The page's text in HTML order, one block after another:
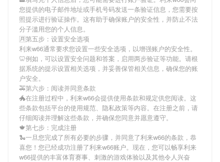
您提供的电子邮件地址或手机号码发送一条验证信息，您需要按
照提示进行验证操作。这有助于确保账户的安全性，并防止不法
分子滥用您的个人信息。
🈷第五步：设置安全选项
利来w66通常要求您设置一些安全选项，以增强账户的安全性。
🦷例如，可以设置安全问题和答案，启用两步验证等功能。请根
据系统的提示设置相关选项，并妥善保管相关信息，确保您的账
户安全。
🚕第六步：阅读并同意条款
🐲在注册过程中， 利来w66会提供使用条款和规定供您阅读。这
些条款包括平台的使用规范、隐私政策等内容。在注册之前，请
仔细阅读并理解这些条款，并确保您同意并愿意遵守。
🍁第七步：完成注册
🐍一旦您完成了所有必要的步骤，并同意了利来w66的条款，恭
喜您！您已经成功注册了利来w66账户。现在，您可以畅享利来
w66提供的丰富体育赛事、刺激的游戏体验以及其他令人兴奋